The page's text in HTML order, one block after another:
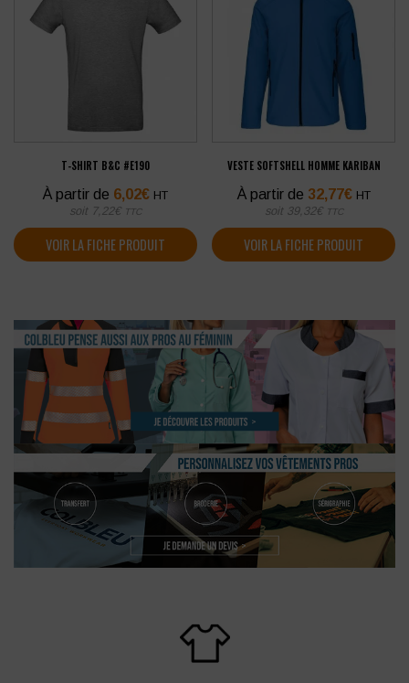
T-SHIRT B&C #E190
À partir de 6,02€ HT
soit 7,22€ TTC
VOIR LA FICHE PRODUIT
VESTE SOFTSHELL HOMME KARIBAN
À partir de 32,77€ HT
soit 39,32€ TTC
VOIR LA FICHE PRODUIT